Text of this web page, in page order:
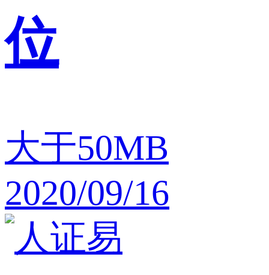
位
大于50MB
2020/09/16